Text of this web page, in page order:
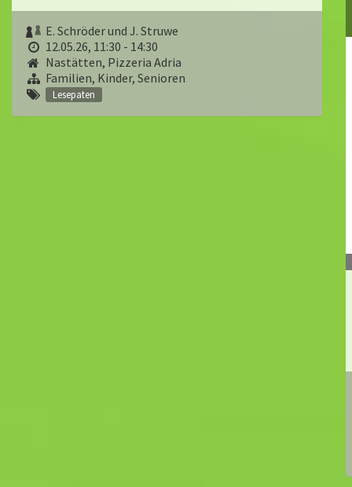
E. Schröder und J. Struwe
12.05.26, 11:30 - 14:30
Nastätten, Pizzeria Adria
Familien, Kinder, Senioren
Lesepaten